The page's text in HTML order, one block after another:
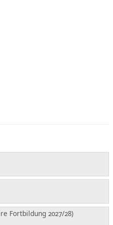
Fortbildung 2027/28)